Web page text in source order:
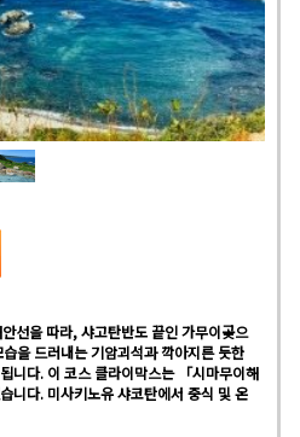
선을 따라, 샤고탄반도 끝인 가무이곶으
을 드러내는 기암괴석과 깍아지른 듯한
니다. 이 코스 클라이막스는 「시마무이해
니다. 미사키노유 샤코탄에서 중식 및 온